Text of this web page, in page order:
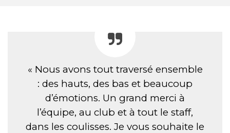
« Nous avons tout traversé ensemble
: des hauts, des bas et beaucoup
d’émotions. Un grand merci à
l’équipe, au club et à tout le staff,
dans les coulisses. Je vous souhaite le